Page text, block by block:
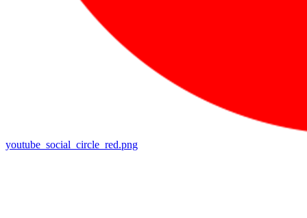
youtube_social_circle_red.png